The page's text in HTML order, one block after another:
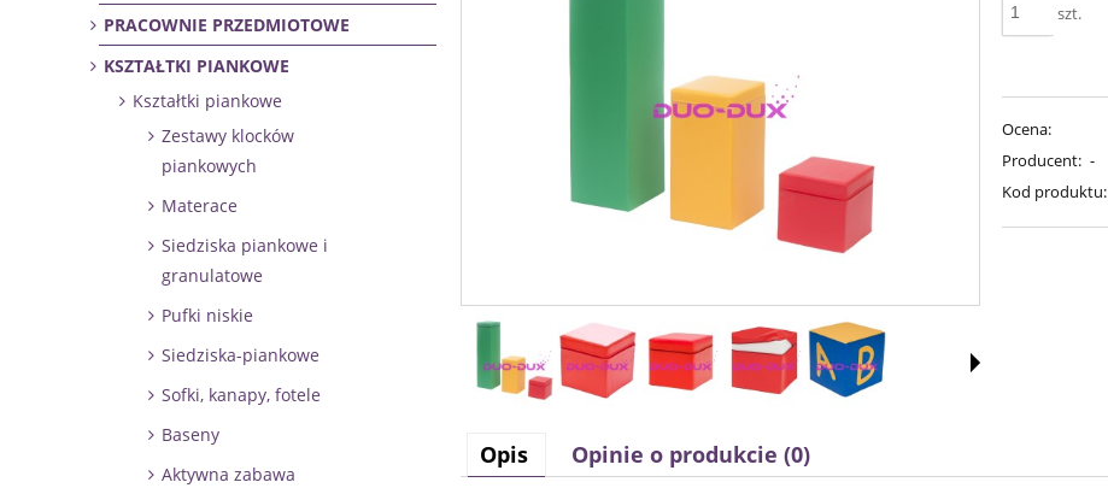
PRACOWNIE PRZEDMIOTOWE
KSZTAŁTKI PIANKOWE
Kształtki piankowe
Zestawy klocków
piankowych
Materace
Siedziska piankowe i
granulatowe
Pufki niskie
Siedziska-piankowe
Sofki, kanapy, fotele
Baseny
Aktywna zabawa
szt.
Ocena:
Producent: -
Kod produktu:
Opis Opinie o produkcie (0)